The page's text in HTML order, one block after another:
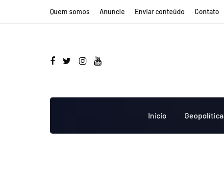
Quem somos Anuncie Enviar conteúdo Contato
Início Geopolítica